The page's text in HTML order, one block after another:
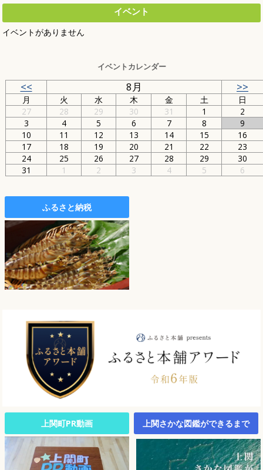
イベント
イベントがありません
イベントカレンダー
<< 8月 >>
月 火 水 木 金 土
日
27
28 29 30 31 1
2
3
4 5 6 7 8
9
10
11 12 13 14 15
16
17
18 19 20 21 22
23
24
25 26 27 28 29
30
31
1 2 3 4 5 6
ふるさと納税
上関町PR動画 上関さかな図鑑ができるまで